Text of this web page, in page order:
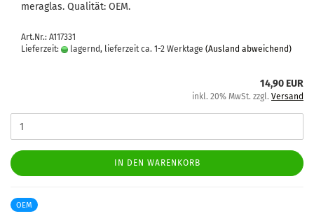
me­ra­glas. Qua­li­tät: OEM.
Art.Nr.: A117331
Lieferzeit:
lagernd, lieferzeit ca. 1-2 Werktage (Ausland abweichend)
14,90 EUR
inkl. 20% MwSt. zzgl. Versand
IN DEN WARENKORB
OEM